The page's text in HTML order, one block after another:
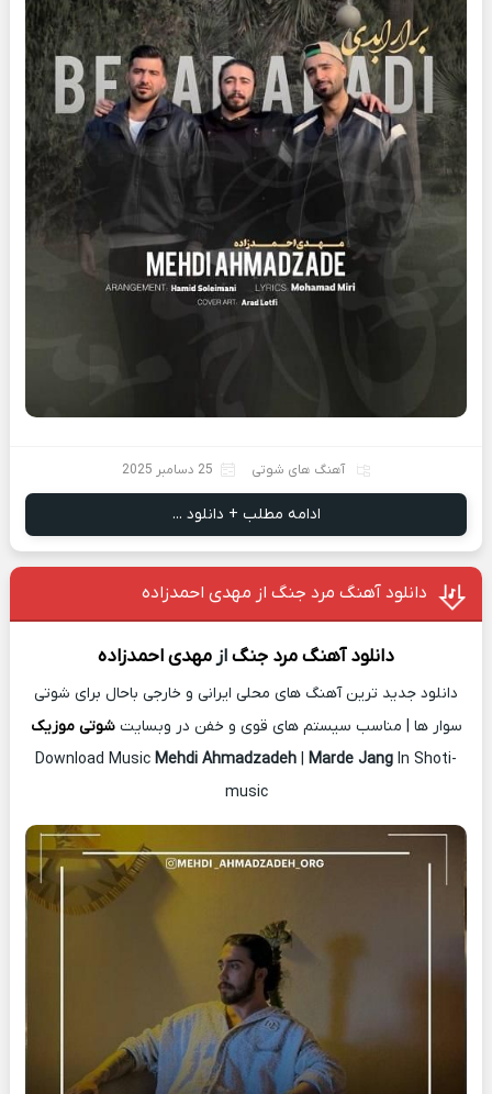
آهنگ های شوتی 25 دسامبر 2025
ادامه مطلب + دانلود ...
دانلود آهنگ مرد جنگ از مهدی احمدزاده
دانلود آهنگمرد جنگازمهدی احمدزاده
دانلود جدید ترین آهنگ های محلی ایرانی و خارجی باحال برای شوتی
سوار ها | مناسب سیستم های قوی و خفن در وبسایتشوتی موزیک
Download Music Mehdi Ahmadzadeh | Marde Jang In Shoti-
music